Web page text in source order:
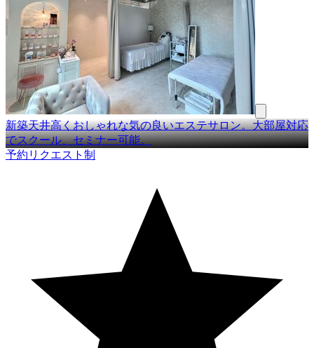
新築天井高くおしゃれな気の良いエステサロン。大部屋対応
でスクール、セミナー可能。
予約リクエスト制